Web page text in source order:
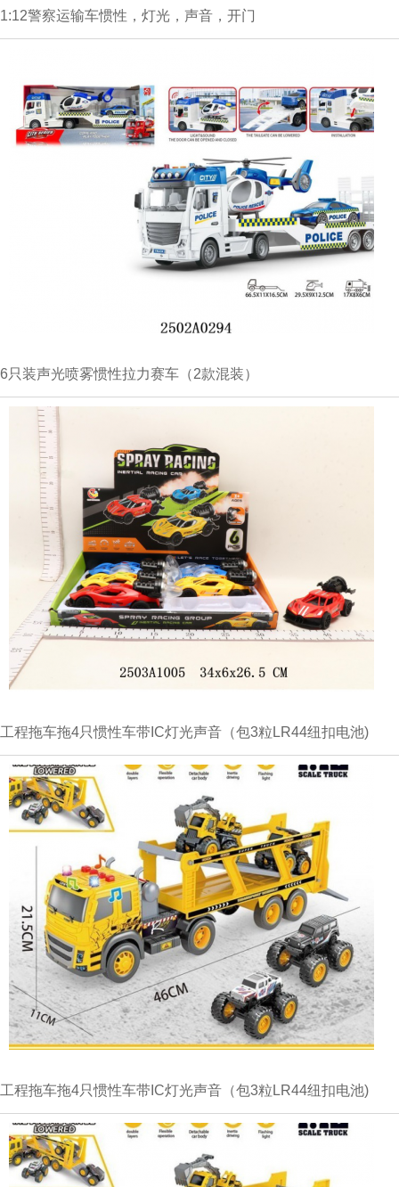
1:12警察运输车惯性，灯光，声音，开门
6只装声光喷雾惯性拉力赛车（2款混装）
工程拖车拖4只惯性车带IC灯光声音（包3粒LR44纽扣电池)
工程拖车拖4只惯性车带IC灯光声音（包3粒LR44纽扣电池)